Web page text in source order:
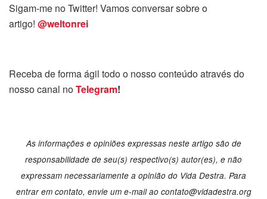
Sigam-me no Twitter! Vamos conversar sobre o
artigo! @weltonrei
Receba de forma ágil todo o nosso conteúdo através do
nosso canal noTelegram!
As informações e opiniões expressas neste artigo são de
responsabilidade de seu(s) respectivo(s) autor(es), e não
expressam necessariamente a opinião do Vida Destra. Para
entrar em contato, envie um e-mail ao contato@vidadestra.org